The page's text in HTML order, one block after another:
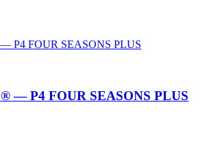
— P4 FOUR SEASONS PLUS